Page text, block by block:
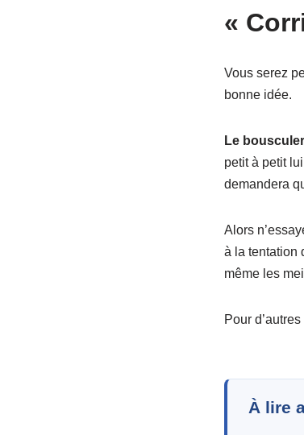
«
Vous serez
bonne idée.
Le
petit à petit
demandera
Alors
à la tentation
même les
Pour
À lire